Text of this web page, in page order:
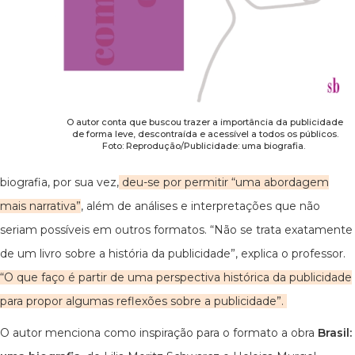
O autor conta que buscou trazer a importância da publicidade
de forma leve, descontraída e acessível a todos os públicos.
Foto: Reprodução/Publicidade: uma biografia.
biografia, por sua vez, deu-se por permitir “uma abordagem
mais narrativa”, além de análises e interpretações que não
seriam possíveis em outros formatos. “Não se trata exatamente
de um livro sobre a história da publicidade”, explica o professor.
“O que faço é partir de uma perspectiva histórica da publicidade
para propor algumas reflexões sobre a publicidade”.
O autor menciona como inspiração para o formato a obra Brasil: